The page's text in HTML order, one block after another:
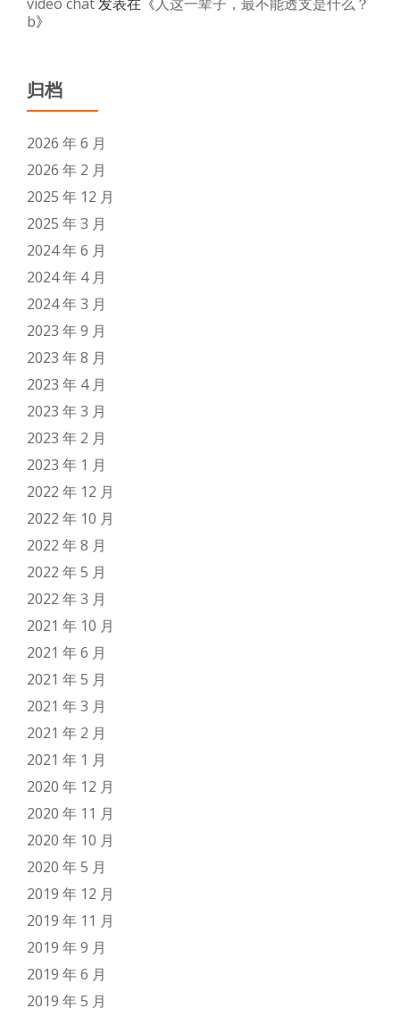
b》
归档
2026 年 6 月
2026 年 2 月
2025 年 12 月
2025 年 3 月
2024 年 6 月
2024 年 4 月
2024 年 3 月
2023 年 9 月
2023 年 8 月
2023 年 4 月
2023 年 3 月
2023 年 2 月
2023 年 1 月
2022 年 12 月
2022 年 10 月
2022 年 8 月
2022 年 5 月
2022 年 3 月
2021 年 10 月
2021 年 6 月
2021 年 5 月
2021 年 3 月
2021 年 2 月
2021 年 1 月
2020 年 12 月
2020 年 11 月
2020 年 10 月
2020 年 5 月
2019 年 12 月
2019 年 11 月
2019 年 9 月
2019 年 6 月
2019 年 5 月